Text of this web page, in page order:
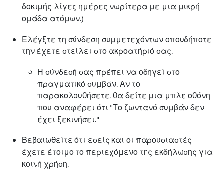
δοκιμής λίγες ημέρες νωρίτερα με μια μικρή
ομάδα ατόμων.)
Ελέγξτε τη σύνδεση συμμετεχόντων οπουδήποτε
την έχετε στείλει στο ακροατήριό σας.
Η σύνδεσή σας πρέπει να οδηγεί στο
πραγματικό συμβάν. Αν το
παρακολουθήσετε, θα δείτε μια μπλε οθόνη
που αναφέρει ότι "Το ζωντανό συμβάν δεν
έχει ξεκινήσει."
Βεβαιωθείτε ότι εσείς και οι παρουσιαστές
έχετε έτοιμο το περιεχόμενο της εκδήλωσης για
κοινή χρήση.